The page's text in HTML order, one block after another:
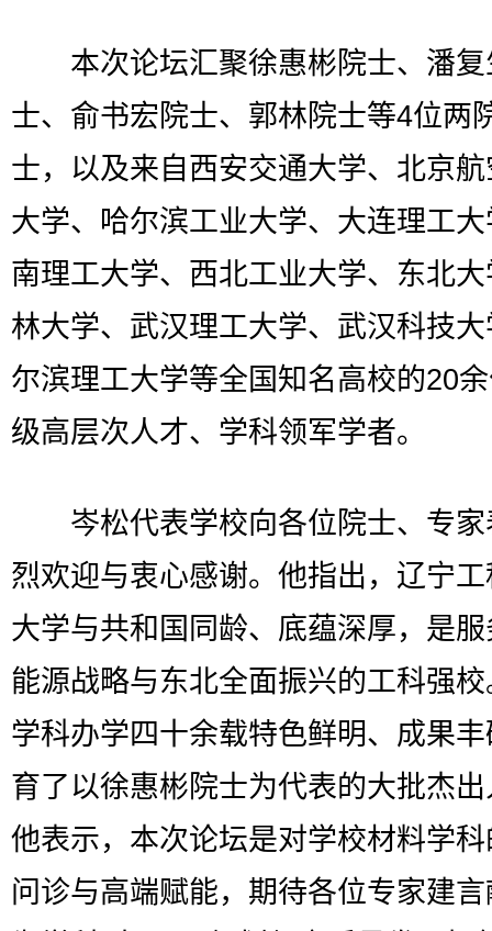
本次论坛汇聚徐惠彬院士、潘复
士、俞书宏院士、郭林院士等4位两
士，以及来自西安交通大学、北京
大学、哈尔滨工业大学、大连理工
南理工大学、西北工业大学、东北
林大学、武汉理工大学、武汉科技
尔滨理工大学等全国知名高校的20
级高层次人才、学科领军学者。
岑松代表学校向各位院士、专家
烈欢迎与衷心感谢。他指出，辽宁
大学与共和国同龄、底蕴深厚，是
能源战略与东北全面振兴的工科强
学科办学四十余载特色鲜明、成果
育了以徐惠彬院士为代表的大批杰
他表示，本次论坛是对学校材料学
问诊与高端赋能，期待各位专家建